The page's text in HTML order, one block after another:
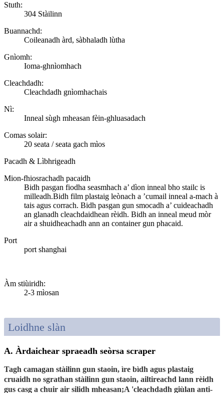
Stuth:
304 Stàilinn
Buannachd:
Coileanadh àrd, sàbhaladh lùtha
Gnìomh:
Ioma-ghnìomhach
Cleachdadh:
Cleachdadh gnìomhachais
Nì:
Inneal sùgh mheasan fèin-ghluasadach
Comas solair:
20 seata / seata gach mìos
Pacadh & Lìbhrigeadh
Mion-fhiosrachadh pacaidh
Bidh pasgan fiodha seasmhach a’ dìon inneal bho stailc is
milleadh.Bidh film plastaig leònach a ’cumail inneal a-mach à
tais agus corrach. Bidh pasgan gun smocadh a’ cuideachadh
an glanadh cleachdaidhean rèidh. Bidh an inneal meud mòr
air a shuidheachadh ann an container gun phacaid.
Port
port shanghai
Àm stiùiridh:
2-3 mìosan
Loidhne slàn
A. Àrdaichear spraeadh seòrsa scraper
Tagh camagan stàilinn gun staoin, ìre bìdh agus plastaig
cruaidh no sgrathan stàilinn gun staoin, ailtireachd lann rèidh
gus casg a chuir air silidh mheasan;A 'cleachdadh giùlan anti-